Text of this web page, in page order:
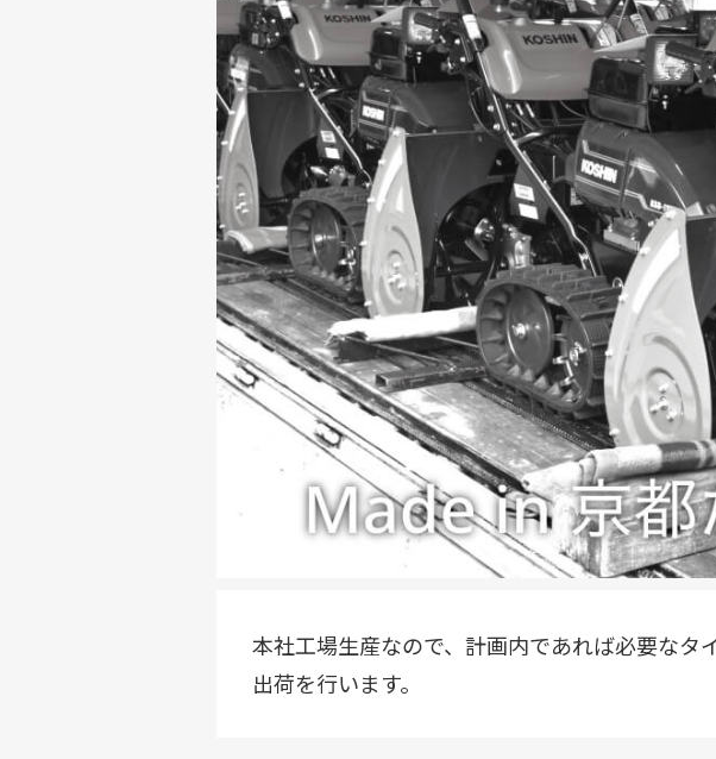
本社工場生産なので、計画内であれば必要な
出荷を行います。